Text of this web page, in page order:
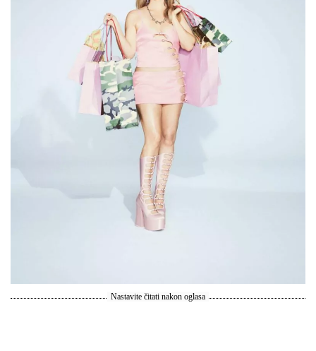
Nastavite čitati nakon oglasa